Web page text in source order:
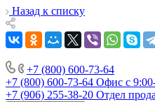
Назад к списку
+7 (800) 600-73-64
+7 (800) 600-73-64 Офис с
+7 (906) 255-38-20 Отдел